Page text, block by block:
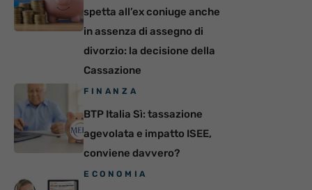
spetta all’ex coniuge anche
in assenza di assegno di
divorzio: la decisione della
Cassazione
FINANZA
BTP Italia Sì: tassazione
agevolata e impatto ISEE,
conviene davvero?
ECONOMIA